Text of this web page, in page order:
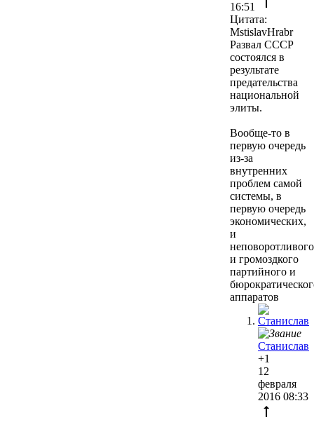
16:51
Цитата:
MstislavHrabr
Развал СССР
состоялся в
результате
предательства
национальной
элиты.
Вообще-то в
первую очередь
из-за
внутренних
проблем самой
системы, в
первую очередь
экономических,
и
неповоротливого
и громоздкого
партийного и
аппаратов
Станислав
+1
12
февраля
2016 08:33